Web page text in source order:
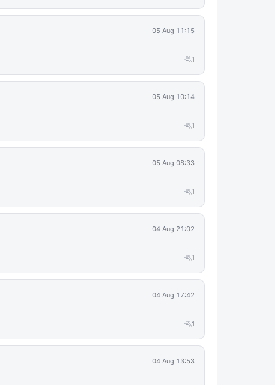
05 Aug 11:15
1
05 Aug 10:14
1
05 Aug 08:33
1
04 Aug 21:02
1
04 Aug 17:42
1
04 Aug 13:53